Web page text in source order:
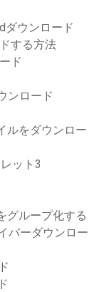
ダウンロード
する方法
ド
ンロード
ルをダウンロー
ット3
グループ化する
バーダウンロー